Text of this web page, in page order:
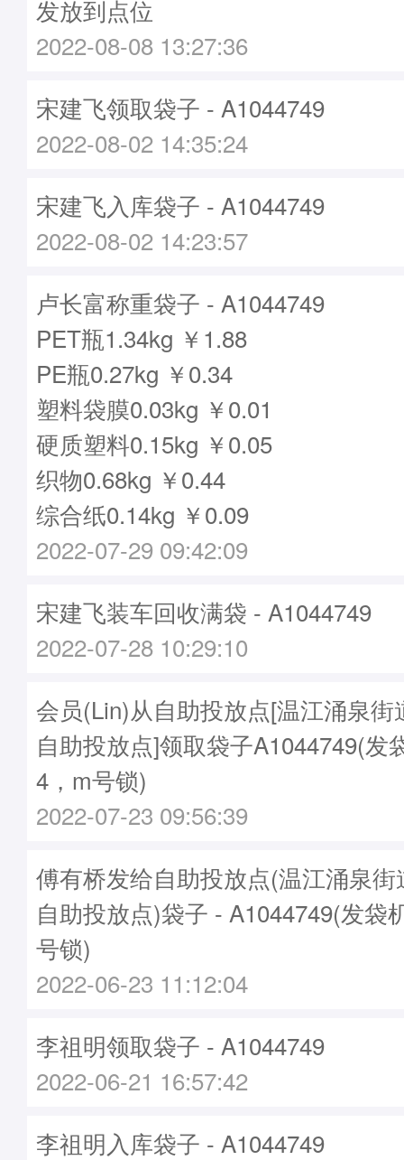
发放到点位
2022-08-08 13:27:36
宋建飞领取袋子 - A1044749
2022-08-02 14:35:24
宋建飞入库袋子 - A1044749
2022-08-02 14:23:57
卢长富称重袋子 - A1044749
PET瓶1.34kg ￥1.88
PE瓶0.27kg ￥0.34
塑料袋膜0.03kg ￥0.01
硬质塑料0.15kg ￥0.05
织物0.68kg ￥0.44
综合纸0.14kg ￥0.09
2022-07-29 09:42:09
宋建飞装车回收满袋 - A1044749
2022-07-28 10:29:10
会员(Lin)从自助投放点[温江涌泉街
自助投放点]领取袋子A1044749(发
4，m号锁)
2022-07-23 09:56:39
傅有桥发给自助投放点(温江涌泉
自助投放点)袋子 - A1044749(发袋
号锁)
2022-06-23 11:12:04
李祖明领取袋子 - A1044749
2022-06-21 16:57:42
李祖明入库袋子 - A1044749